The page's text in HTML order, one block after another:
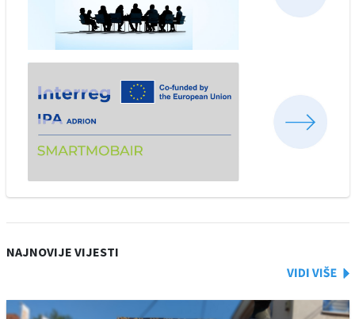
NAJNOVIJE VIJESTI